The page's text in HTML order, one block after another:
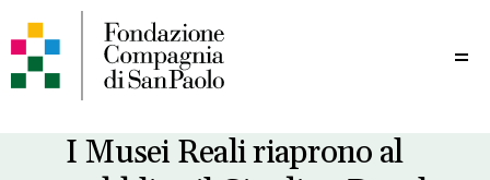
I Musei Reali riaprono al